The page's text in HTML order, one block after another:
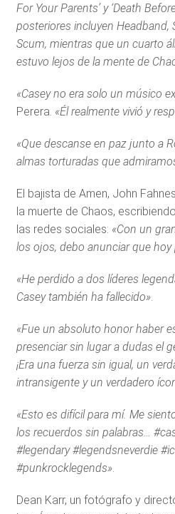
For Your Parents’ y ‘Death
posteriores incluyen Headband,
Scum, mientras que un cuarto
estuvo lejos de la mente de
«Casey no era solo un músico
Perera. «Él realmente vivió y
«Que descanse en paz junto a
almas torturadas que
El bajista de Amen, John
la muerte de Chaos,
las redes sociales: «Con un
los ojos, debo anunciar que
«He perdido a dos líderes
Casey también ha fallecido».
«Fue un absoluto honor haber
presenciar sin lugar a dudas el
¡Era una fuerza sin igual, un
intransigente y un verdadero
«Esto es difícil para mí. Me
los recuerdos sin palabras…
#legendary #legendsneverdie
#punkrocklegends».
Dean Karr, un fotógrafo y